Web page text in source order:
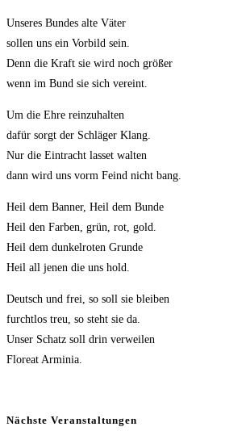
Unseres Bundes alte Väter
sollen uns ein Vorbild sein.
Denn die Kraft sie wird noch größer
wenn im Bund sie sich vereint.
Um die Ehre reinzuhalten
dafür sorgt der Schläger Klang.
Nur die Eintracht lasset walten
dann wird uns vorm Feind nicht bang.
Heil dem Banner, Heil dem Bunde
Heil den Farben, grün, rot, gold.
Heil dem dunkelroten Grunde
Heil all jenen die uns hold.
Deutsch und frei, so soll sie bleiben
furchtlos treu, so steht sie da.
Unser Schatz soll drin verweilen
Floreat Arminia.
Nächste Veranstaltungen